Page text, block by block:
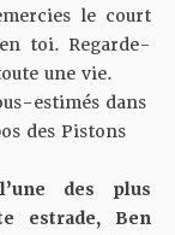
le court
toi. Regarde-
une vie.
estimés dans
des Pistons
des plus
estrade, Ben